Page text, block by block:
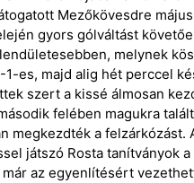
Mezőkövesdre
gyors gólváltást
melynek
1-es, majd alig hét perccel
szert a kissé álmosan
felében magukra
megkezdték a felzárkózást.
játszó Rosta tanítványok
már az egyenlítésért